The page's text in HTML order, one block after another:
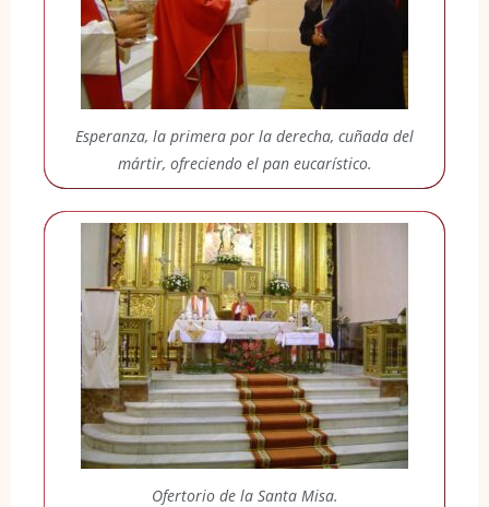
Esperanza, la primera por la derecha, cuñada del
mártir, ofreciendo el pan eucarístico.
Ofertorio de la Santa Misa.